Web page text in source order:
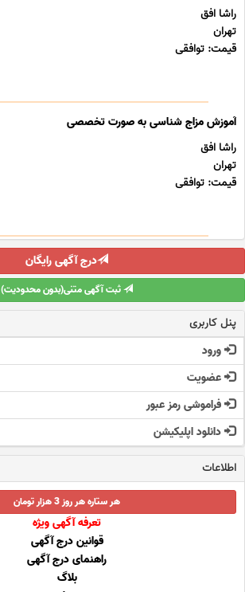
راشا افق
تهران
قیمت: توافقی
آموزش مزاج شناسی به صورت تخصصی
راشا افق
تهران
قیمت: توافقی
درج آگهی رایگان
ثبت آگهی متنی(بدون محدودیت)
پنل کاربری
ورود
عضویت
فراموشی رمز عبور
دانلود اپلیکیشن
اطلاعات
هر ستاره هر روز 3 هزار تومان
تعرفه آگهی ویژه
قوانین درج آگهی
راهنمای درج آگهی
بلاگ